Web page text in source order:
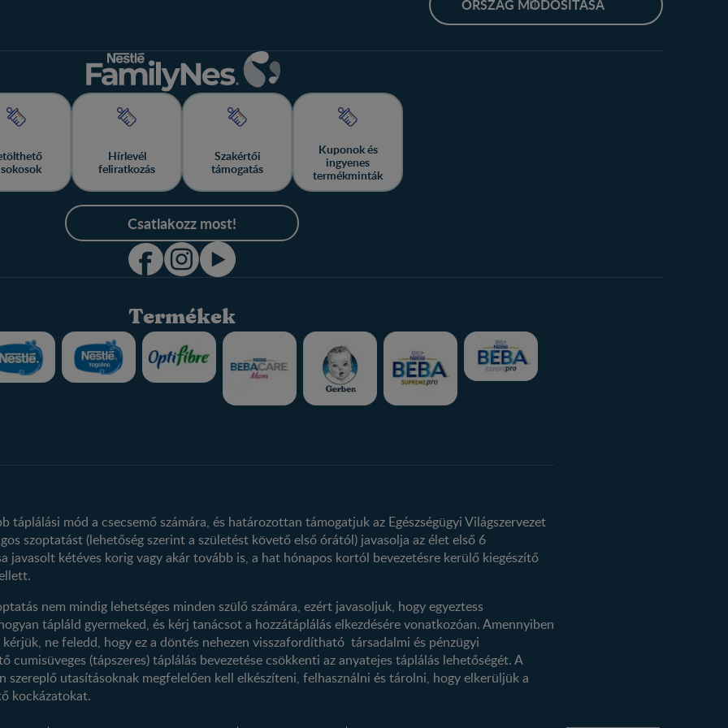
ORSZÁG MÓDOSÍTÁSA
Hírlevél
feliratkozás
Szakértői
támogatás
Kuponok és
ingyenes
termékminták
Csatlakozz most!
Termékek
Profilom
táplálási mód a csecsemő számára, és határozottan támogatjuk az Egészségügyi Világszervezet
szoptatást (lehetőség szerint a születést követő első órától) javasolja az élet első 6
javasolt kétéves korig vagy akár tovább is, a hat hónapos kortól bevezetésre kerülő kiegészítő
nem mindig lehetséges minden szülő számára, ezért javasoljuk, hogy egyeztess
tápláld gyermeked, és kérj tanácsot a hozzátáplálás elkezdésére vonatkozóan. Amennyiben
ne feledd, hogy ez a döntés nehezen visszafordítható társadalmi és pénzügyi
cumisüveges (tápszeres) táplálás bevezetése csökkenti az anyatejes táplálás lehetőségét. A
szereplő utasításoknak megfelelően kell elkészíteni, felhasználni és tárolni, hogy elkerüljük a
kockázatokat.